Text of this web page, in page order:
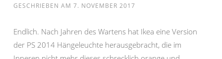
GESCHRIEBEN AM 7. NOVEMBER 2017
Endlich. Nach Jahren des Wartens hat Ikea eine Version
der PS 2014 Hängeleuchte herausgebracht, die im